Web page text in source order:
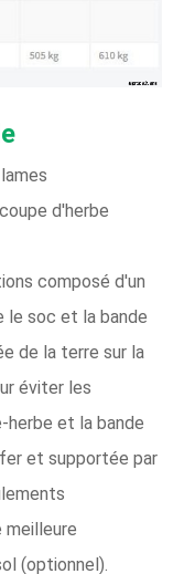
d'herbe
composé d'un
le soc et la bande
de la terre sur la
éviter les
et la bande
et supportée par
meilleure
(optionnel).